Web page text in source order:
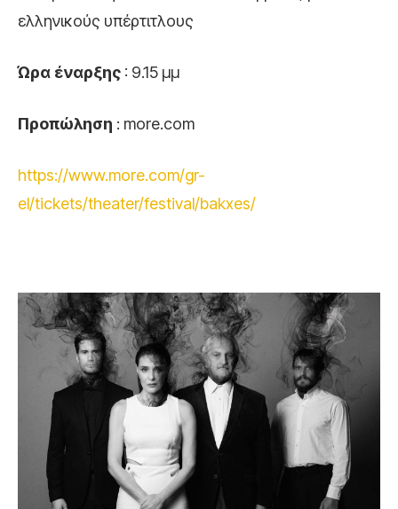
ελληνικούς υπέρτιτλους
Ώρα έναρξης : 9.15 μμ
Προπώληση : more.com
https://www.more.com/gr-
el/tickets/theater/festival/bakxes/